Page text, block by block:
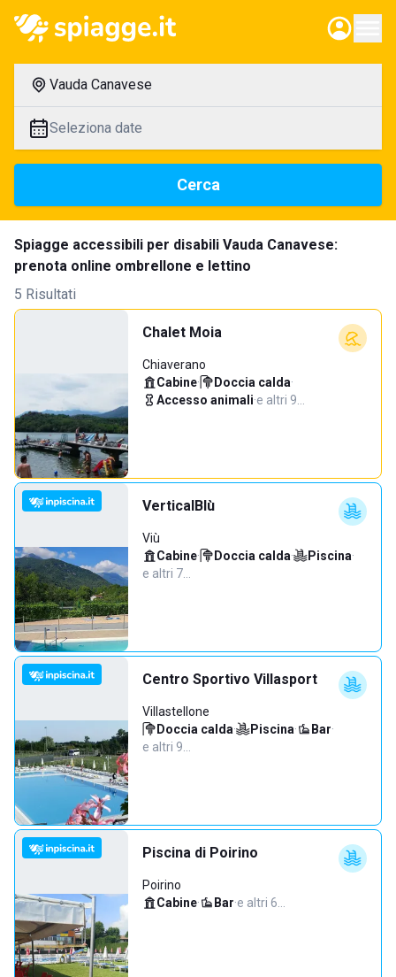
Vauda Canavese
Seleziona date
Cerca
Spiagge accessibili per disabili Vauda Canavese:
prenota online ombrellone e lettino
5 Risultati
Chalet Moia
Chiaverano
Cabine· Doccia calda·
Accesso animali·e altri 9…
VerticalBlù
Viù
Cabine· Doccia calda· Piscina·
e altri 7…
Centro Sportivo Villasport
Villastellone
Doccia calda· Piscina· Bar·
e altri 9…
Piscina di Poirino
Poirino
Cabine· Bar·e altri 6…